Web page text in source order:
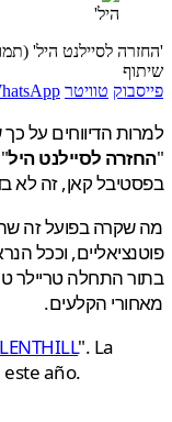
לסיילנט היל' (תמונה:
טוויטר WhatsApp
הדיווחים על כך
לסיילנט היל
קאן, זה לא
בפועל זה
וככל
התחלה טריילר טיזר
הקלעים.
este año.